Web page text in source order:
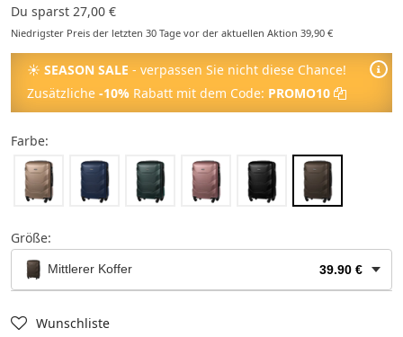
Du sparst 27,00 €
Niedrigster Preis der letzten 30 Tage vor der aktuellen Aktion 39,90 €
☀ SEASON SALE - verpassen Sie nicht diese Chance!
Zusätzliche -10% Rabatt mit dem Code: PROMO10
Farbe:
Größe:
Mittlerer Koffer 39.90 €
Wunschliste